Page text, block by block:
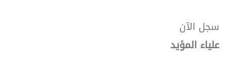
سجل الآن
علياء المؤيد